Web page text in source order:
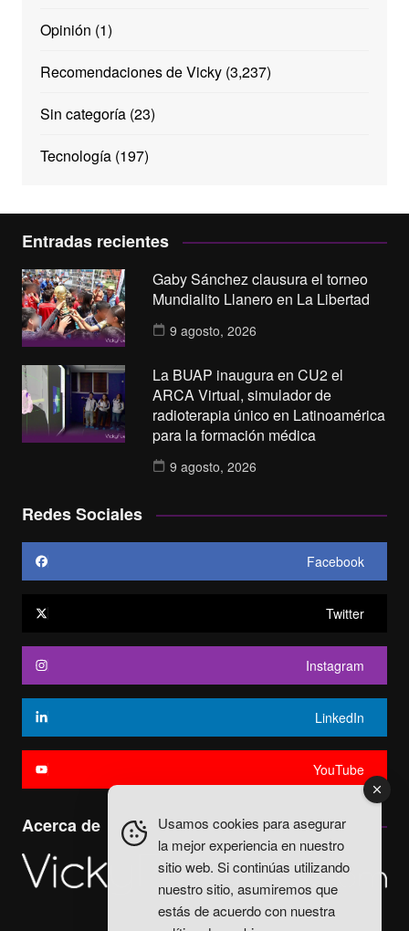
Opinión (1)
Recomendaciones de Vicky(3,237)
Sin categoría(23)
Tecnología(197)
Entradas recientes
Gaby Sánchez clausura el torneo
Mundialito Llanero en La Libertad
9 agosto, 2026
La BUAP inaugura en CU2 el
ARCA Virtual, simulador de
radioterapia único en Latinoamérica
para la formación médica
9 agosto, 2026
Redes Sociales
Facebook
Twitter
Instagram
LinkedIn
YouTube
Acerca de
Usamos cookies para asegurar
la mejor experiencia en nuestro
sitio web. Si continúas utilizando
nuestro sitio, asumiremos que
estás de acuerdo con nuestra